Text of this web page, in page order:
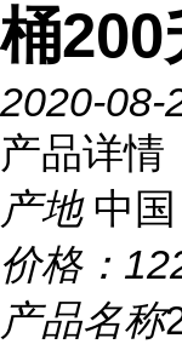
桶200
2020-08-
产品详情
产地 中
价格：
产品名称